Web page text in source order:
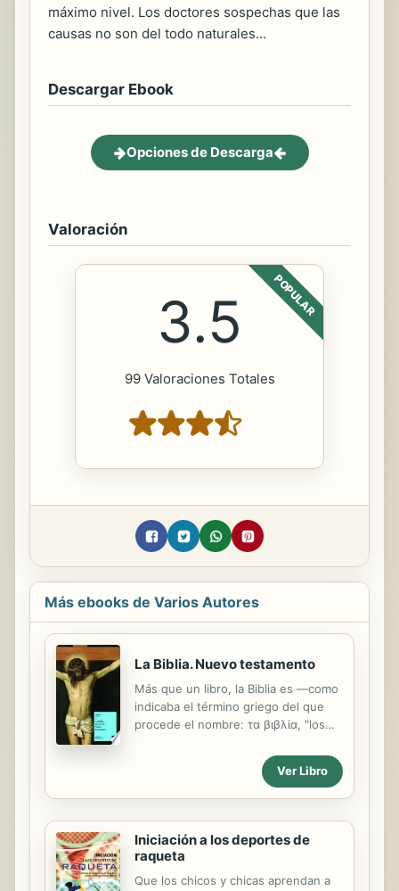
máximo nivel. Los doctores sospechas que las
causas no son del todo naturales...
Descargar Ebook
Opciones de Descarga
Valoración
POPULAR
3.5
99 Valoraciones Totales
Más ebooks de Varios Autores
La Biblia. Nuevo testamento
Más que un libro, la Biblia es —como
indicaba el término griego del que
procede el nombre: τα βιβλία, "los
los 47 del Antiguo Testamento y los
27 del Nuevo, escritos a lo largo de
más de mil años y reunidos
En ella encontramos historia y
narraciones folklóricas, códigos de
leyes y poemas, parábolas y
refranes, oráculos proféticos, cartas
Ver Libro
Iniciación a los deportes de
raqueta
Que los chicos y chicas aprendan a